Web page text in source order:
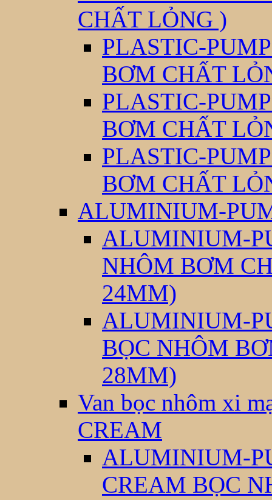
CHẤT LỎNG )
PLASTIC-
BƠM CHẤT
PLASTIC-
BƠM CHẤT
PLASTIC-
BƠM CHẤT
ALUMINIUM-
ALUMINIUM-
NHÔM BƠM
24MM)
ALUMINIUM-
BỌC NHÔM
28MM)
Van bọc nhôm xi
CREAM
ALUMINIUM-
CREAM BỌC